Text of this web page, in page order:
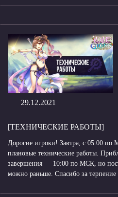
29.12.2021
[ТЕХНИЧЕСКИЕ РАБОТЫ]
Дорогие игроки! Завтра, с 05:00 по
плановые технические работы.
завершения — 10:00 по МСК, но
можно раньше. Спасибо за